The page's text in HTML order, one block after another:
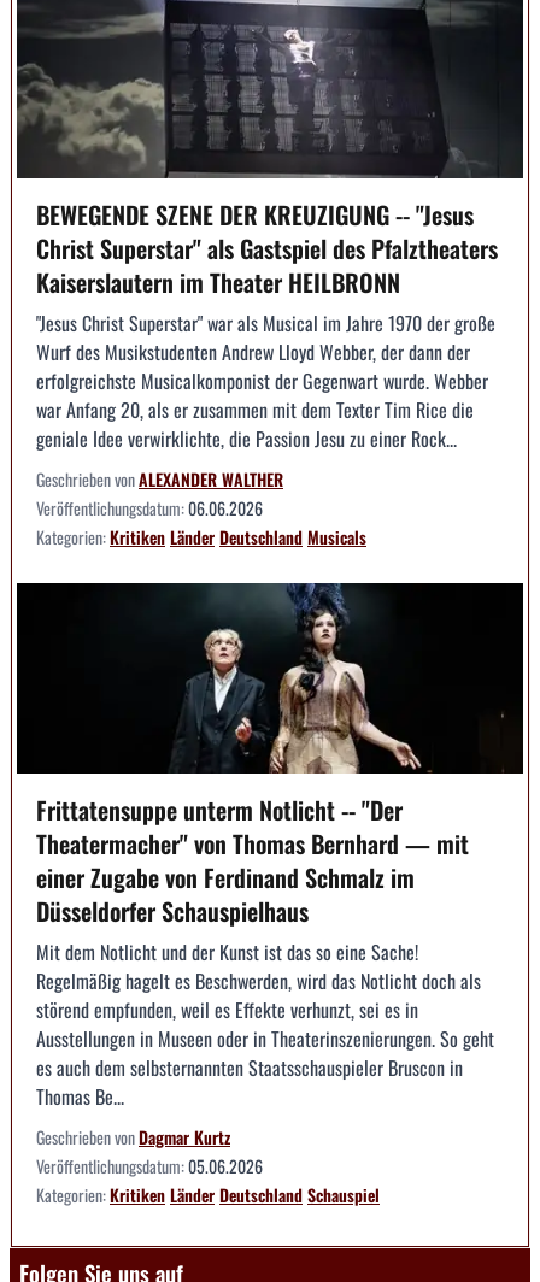
BEWEGENDE SZENE DER KREUZIGUNG -- "Jesus
Christ Superstar" als Gastspiel des Pfalztheaters
Kaiserslautern im Theater HEILBRONN
"Jesus Christ Superstar" war als Musical im Jahre 1970 der große
Wurf des Musikstudenten Andrew Lloyd Webber, der dann der
erfolgreichste Musicalkomponist der Gegenwart wurde. Webber
war Anfang 20, als er zusammen mit dem Texter Tim Rice die
geniale Idee verwirklichte, die Passion Jesu zu einer Rock...
Geschrieben vonALEXANDER WALTHER
Veröffentlichungsdatum:06.06.2026
Kategorien:KritikenLänderDeutschlandMusicals
Frittatensuppe unterm Notlicht -- "Der
Theatermacher" von Thomas Bernhard — mit
einer Zugabe von Ferdinand Schmalz im
Düsseldorfer Schauspielhaus
Mit dem Notlicht und der Kunst ist das so eine Sache!
Regelmäßig hagelt es Beschwerden, wird das Notlicht doch als
störend empfunden, weil es Effekte verhunzt, sei es in
Ausstellungen in Museen oder in Theaterinszenierungen. So geht
es auch dem selbsternannten Staatsschauspieler Bruscon in
Thomas Be...
Geschrieben vonDagmar Kurtz
Veröffentlichungsdatum:05.06.2026
Kategorien:KritikenLänderDeutschlandSchauspiel
Folgen Sie uns auf